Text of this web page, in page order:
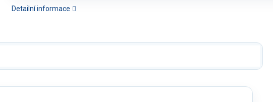
Detailní informace